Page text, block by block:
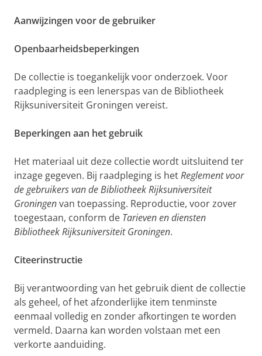
Aanwijzingen voor de gebruiker
Openbaarheidsbeperkingen
De collectie is toegankelijk voor onderzoek. Voor
raadpleging is een lenerspas van de Bibliotheek
Rijksuniversiteit Groningen vereist.
Beperkingen aan het gebruik
Het materiaal uit deze collectie wordt uitsluitend ter
inzage gegeven. Bij raadpleging is hetReglement voor
de gebruikers van de Bibliotheek Rijksuniversiteit
Groningenvan toepassing. Reproductie, voor zover
toegestaan, conform de Tarieven en diensten
Bibliotheek Rijksuniversiteit Groningen.
Citeerinstructie
Bij verantwoording van het gebruik dient de collectie
als geheel, of het afzonderlijke item tenminste
eenmaal volledig en zonder afkortingen te worden
vermeld. Daarna kan worden volstaan met een
verkorte aanduiding.